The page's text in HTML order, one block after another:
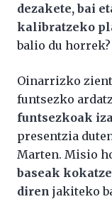
dezakete, bai
kalibratzeko
balio du horrek?
Oinarrizko
funtsezko
funtsezkoak
presentzia
Marten. Misio
baseak
diren jakiteko